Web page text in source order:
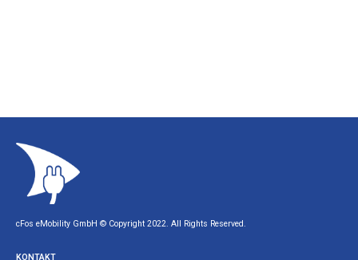
cFos eMobility GmbH © Copyright 2022. All Rights Reserved.
KONTAKT